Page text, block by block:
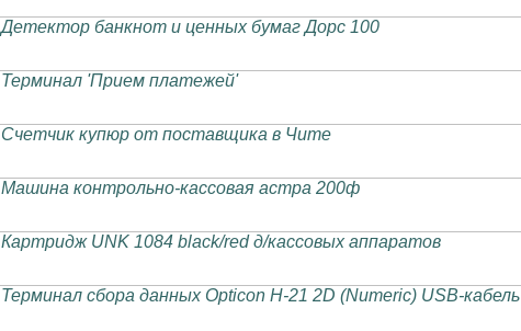
Детектор банкнот и ценных бумаг Дорс 100
Терминал 'Прием платежей'
Счетчик купюр от поставщика в Чите
Машина контрольно-кассовая астра 200ф
Картридж UNK 1084 black/red д/кассовых аппаратов
Терминал сбора данных Opticon H-21 2D (Numeric) USB-кабель